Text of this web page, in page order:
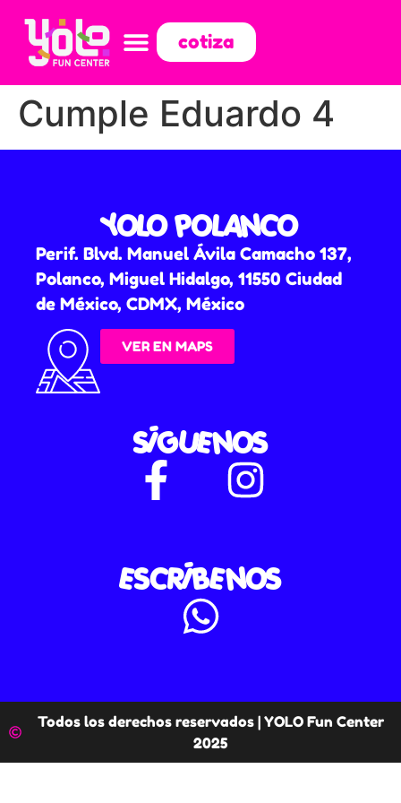
cotiza
Cumple Eduardo 4
YOLO POLANCO
Perif. Blvd. Manuel Ávila Camacho 137,
Polanco, Miguel Hidalgo, 11550 Ciudad
de México, CDMX, México
VER EN MAPS
SÍGUENOS
ESCRÍBENOS
Todos los derechos reservados | YOLO Fun Center
2025